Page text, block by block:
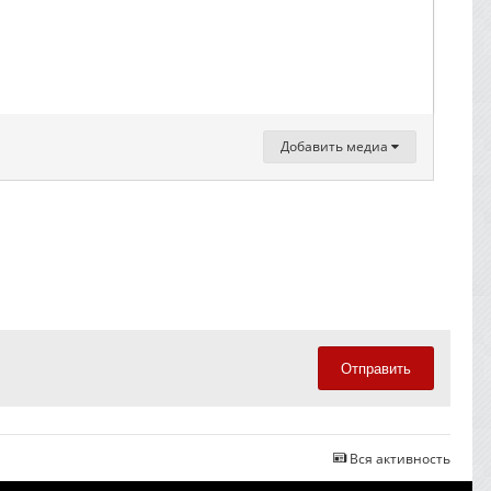
Добавить медиа
Отправить
Вся активность